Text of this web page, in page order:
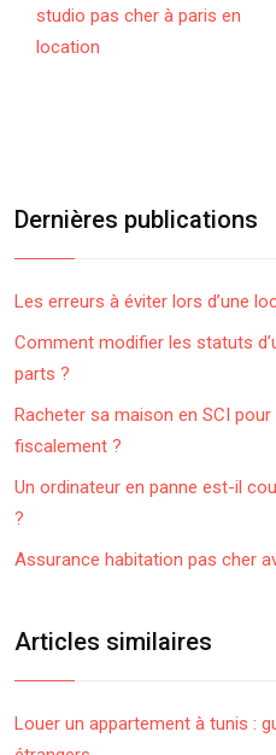
studio pas cher à paris en
location
Dernières publications
Les erreurs à éviter lors d’une
Comment modifier les statuts
parts ?
Racheter sa maison en SCI
fiscalement ?
Un ordinateur en panne est-il
?
Assurance habitation pas cher
Articles similaires
Louer un appartement à tunis :